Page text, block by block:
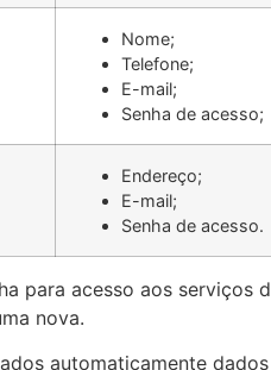
Nome;
Telefone;
E-mail;
Senha de acesso;
Endereço;
E-mail;
Senha de acesso.
para acesso aos serviços
nova.
automaticamente